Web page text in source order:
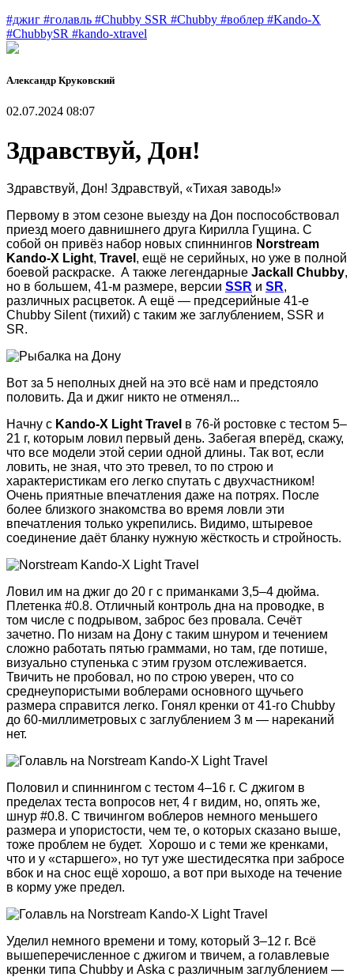
#джиг #голавль #Chubby SSR #Chubby #воблер #Kando-X
#ChubbySR #kando-xtravel
Александр Круковский
02.07.2024 08:07
Здравствуй, Дон!
Здравствуй, Дон! Здравствуй, «Тихая заводь!»
Первому в этом сезоне выезду на Дон поспособствовал
приезд моего давнишнего друга Кирилла Гущина. С
собой он привёз набор новых спиннингов Norstream
Kando-X Light, Travel , ещё не серийных, но уже в полной
боевой раскраске. А также легендарные Jackall Chubby,
но в большем, 41-м размере, версии SSR и SR,
различных расцветок. А ещё — предсерийные 41-е
Chubby Silent (тихий) с таким же заглублением, SSR и
SR.
Вот за 5 неполных дней на это всё нам и предстояло
половить. Да и джиг никто не отменял...
Начну с Kando-X Light Travel в 76-й ростовке с тестом 5–
21 г, которым ловил первый день. Забегая вперёд, скажу,
что все модели этой серии одной длины. Так вот, если
ловить, не зная, что это тревел, то по строю и
характеристикам его легко спутать с двухчастником!
Очень приятные впечатления даже на потрях. После
более близкого знакомства во время ловли эти
впечатления только укрепились. Видимо, штыревое
соединение даёт бланку нужную жёсткость и стройность.
Ловил им на джиг до 20 г с приманками 3,5–4 дюйма.
Плетенка #0.8. Отличный контроль дна на проводке, в
том числе с подрывом, заброс без провала. Сечëт
зачетно. По низам на Дону с таким шнуром и течением
сложно работать пятью граммами, но там, где потише,
визуально ступенька с этим грузом отслеживается.
Твичить не пробовал, но по строю уверен, что со
среднеупористыми воблерами основного щучьего
размера справится легко. Гонял кренки от 41-го Chubby
до 60-миллиметровых с заглублением 3 м — нареканий
нет.
Половил и спиннингом с тестом 4–16 г. С джигом в
пределах теста вопросов нет, 4 г видим, но, опять же,
шнур #0.8. С твичингом воблеров немного меньшего
размера и упористости, чем те, о которых сказано выше,
тоже проблем не будет. Хорошо и с теми же кренками,
что и у «старшего», но тут уже шестидесятка при забросе
вбок и на снос ещё хорошо, а вот при выходе на течение
в корму уже предел.
Уделил немного времени и тому, который 3–12 г. Всё
вышеперечисленное с джигом и твичем, а голавлевые
кренки типа Chubby и Aska с различным заглублением —